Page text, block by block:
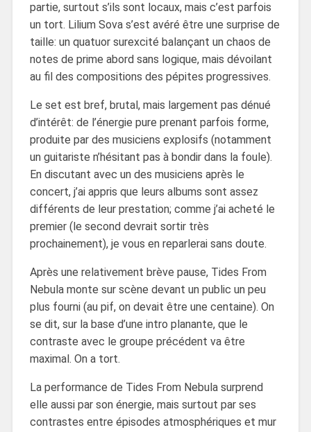
partie, surtout s’ils sont locaux, mais c’est parfois
un tort. Lilium Sova s’est avéré être une surprise de
taille: un quatuor surexcité balançant un chaos de
notes de prime abord sans logique, mais dévoilant
au fil des compositions des pépites progressives.
Le set est bref, brutal, mais largement pas dénué
d’intérêt: de l’énergie pure prenant parfois forme,
produite par des musiciens explosifs (notamment
un guitariste n’hésitant pas à bondir dans la foule).
En discutant avec un des musiciens après le
concert, j’ai appris que leurs albums sont assez
différents de leur prestation; comme j’ai acheté le
premier (le second devrait sortir très
prochainement), je vous en reparlerai sans doute.
Après une relativement brève pause, Tides From
Nebula monte sur scène devant un public un peu
plus fourni (au pif, on devait être une centaine). On
se dit, sur la base d’une intro planante, que le
contraste avec le groupe précédent va être
maximal. On a tort.
La performance de Tides From Nebula surprend
elle aussi par son énergie, mais surtout par ses
contrastes entre épisodes atmosphériques et mur